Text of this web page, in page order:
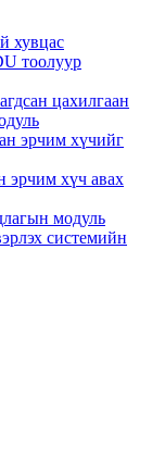
хувцас
тоолуур
цахилгаан
эрчим хүчийг
эрчим хүч авах
модуль
системийн